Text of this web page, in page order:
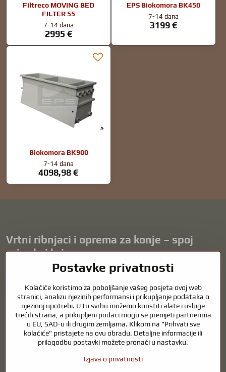
Filtreco MOVING BED
FILTER 55
7-14 dana
2995 €
EPS Biokomora BK450
7-14 dana
3199 €
Biokomora BK900
7-14 dana
4098,98 €
Vrtni ribnjaci i oprema za konje – spoj
prirode i brige
Vrtni ribnjaci prekrasan su dodatak svakom eksterijeru i stvaraju
skladno okruženje za opuštanje i život vodenih životinja. Pravilna
tehnologija, filtracija i redovito održavanje ključni su za čistu vodu i
zdrav ribnjak tijekom cijele godine. Jednako važna je briga o
životinjama koje su dio naših života.
Konjima je potrebna visokokvalitetna oprema za jahanje, pravilna
prehrana i odgovorna briga kako bi bili zdravi, jaki i zadovoljni. Bilo da
stvoriti okruženje koje podržava prirodnu ravnotežu, sigurnost i
Postavke privatnosti
Kolačiće koristimo za poboljšanje vašeg posjeta ovoj web
stranici, analizu njezinih performansi i prikupljanje podataka o
njezinoj upotrebi. U tu svrhu možemo koristiti alate i usluge
trećih strana, a prikupljeni podaci mogu se prenijeti partnerima
u EU, SAD-u ili drugim zemljama. Klikom na "Prihvati sve
kolačiće" pristajete na ovu obradu. Detaljne informacije ili
prilagodbu postavki možete pronaći u nastavku.
Izjava o privatnosti